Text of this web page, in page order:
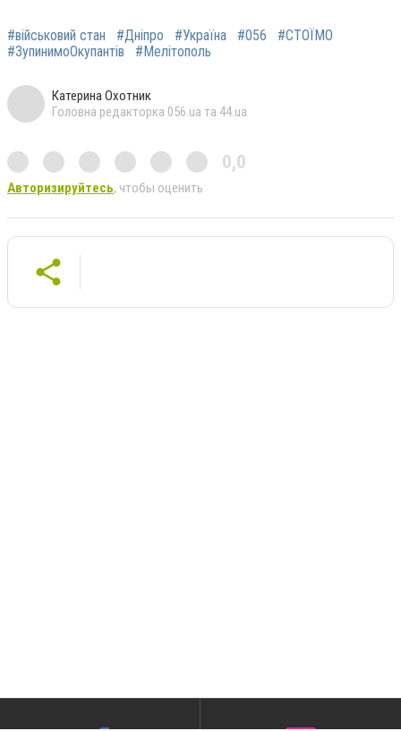
#військовий стан #Дніпро #Україна #056
#СТОЇМО
#ЗупинимоОкупантів
#Мелітополь
Катерина Охотник
Головна редакторка 056.ua та 44.ua
0,0
Авторизируйтесь, чтобы оценить